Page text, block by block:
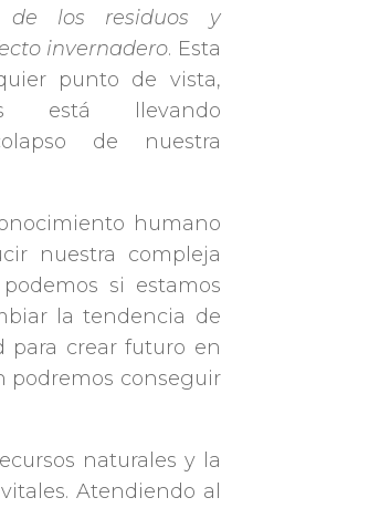
de los residuos y
invernadero. Esta
punto de vista,
está llevando
de nuestra
humano
nuestra compleja
si estamos
la tendencia de
para crear futuro en
podremos conseguir
naturales y la
Atendiendo al